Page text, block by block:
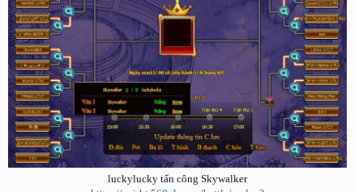
luckylucky tấn công Skywalker